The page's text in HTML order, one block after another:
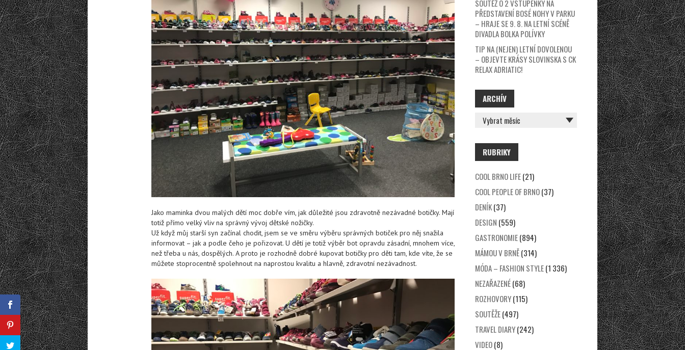
Jako maminka dvou malých dětí moc dobře vím, jak důležité jsou zdravotně nezávadné botičky. Mají
totiž přímo velký vliv na správný vývoj dětské nožičky.
Už když můj starší syn začínal chodit, jsem se ve směru výběru správných botiček pro něj snažila
informovat – jak a podle čeho je pořizovat. U dětí je totiž výběr bot opravdu zásadní, mnohem více,
než třeba u nás, dospělých. A proto je rozhodně dobré kupovat botičky pro děti tam, kde víte, že se
můžete stoprocentně spolehnout na naprostou kvalitu a hlavně, zdravotní nezávadnost.
SOUTĚŽ O 2 VSTUPENKY NA
PŘEDSTAVENÍ BOSÉ NOHY V PARKU
– HRAJE SE 9. 8. NA LETNÍ SCÉNĚ
DIVADLA BOLKA POLÍVKY
TIP NA (NEJEN) LETNÍ DOVOLENOU
– OBJEVTE KRÁSY SLOVINSKA S CK
RELAX ADRIATIC!
ARCHÍV
ARCHÍV
RUBRIKY
COOL BRNO LIFE(21)
COOL PEOPLE OF BRNO(37)
DENÍK(37)
DESIGN (559)
GASTRONOMIE(894)
MÁMOU V BRNĚ(314)
MÓDA – FASHION STYLE(1 336)
NEZAŘAZENÉ(68)
ROZHOVORY(115)
SOUTĚŽE(497)
TRAVEL DIARY(242)
VIDEO(8)